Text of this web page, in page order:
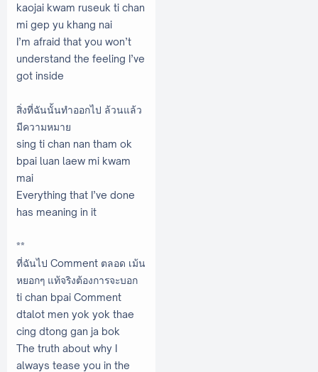
kaojai kwam ruseuk ti chan
mi gep yu khang nai
I’m afraid that you won’t
understand the feeling I’ve
got inside
สิ่งที่ฉันนั้นทำออกไป ล้วนแล้ว
มีความหมาย
sing ti chan nan tham ok
bpai luan laew mi kwam
mai
Everything that I’ve done
has meaning in it
**
ที่ฉันไป Comment ตลอด เม้น
หยอกๆ แท้จริงต้องการจะบอก
ti chan bpai Comment
dtalot men yok yok thae
cing dtong gan ja bok
The truth about why I
always tease you in the